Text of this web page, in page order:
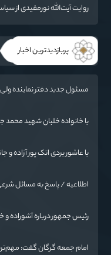
روایت آیت‌الله نورمفیدی از
پربازدیدترین اخبار
مسئول جدید دفتر نماینده
با خانواده خلبان شهید محمد
با عاشور بردی اتک پور آزاده و
اطلاعیه / پاسخ به مسائل
رئیس جمهور درباره آشوراده
امام جمعه گرگان گفت: